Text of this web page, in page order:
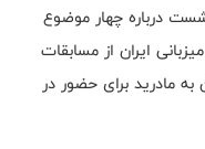
درباره چهار موضوع
ایران از مسابقات
مادرید برای حضور در